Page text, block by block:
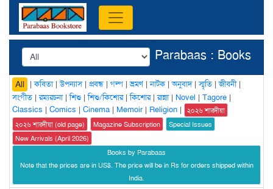
Parabaas : Books
All |কবিতা|উপন্যাস| প্রবন্ধ | গল্প |ভ্রমণ|নাটক |অনুবাদ|স্মৃতি |জীবনী|
সংগীত |রম্যরচনা|শিশু |শিশু/কিশোর|কিশোর|রান্না| Novel | Tagore |
Classics | Comics | Cinema | Memoir| Religion |
২০২৬ শারদীয়া
২০২৬ শারদীয়া (old page)
Magazine Subscription
Special Issues
New Arrivals (April 2026)
Books by Parabaas
Note that the prices are in US$. The price will be in Rs for orders shipped within
India.